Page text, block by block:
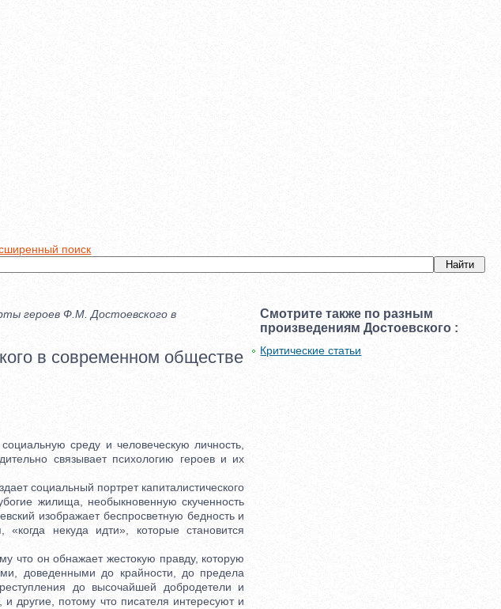
поиск
героев Ф.М. Достоевского в
в современном обществе
среду и человеческую личность,
связывает психологию героев и их
социальный портрет капиталистического
жилища, необыкновенную скученность
изображает беспросветную бедность и
некуда идти», которые становится
что он обнажает жестокую правду, которую
доведенными до крайности, до предела
до высочайшей добродетели и
другие, потому что писателя интересуют и
Смотрите также по разным
произведениям Достоевского :
Критические статьи